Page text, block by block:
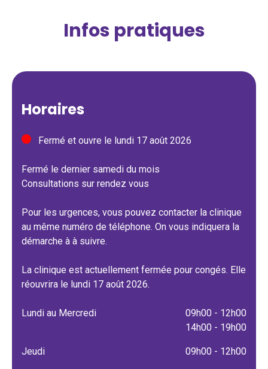
Infos pratiques
Horaires
Fermé et ouvre le lundi 17 août 2026
Fermé le dernier samedi du mois
Consultations sur rendez vous
Pour les urgences, vous pouvez contacter la clinique
au même numéro de téléphone. On vous indiquera la
démarche à à suivre.
La clinique est actuellement fermée pour congés. Elle
réouvrira le lundi 17 août 2026.
Lundi au Mercredi
09h00 - 12h00
14h00 - 19h00
Jeudi 09h00 - 12h00